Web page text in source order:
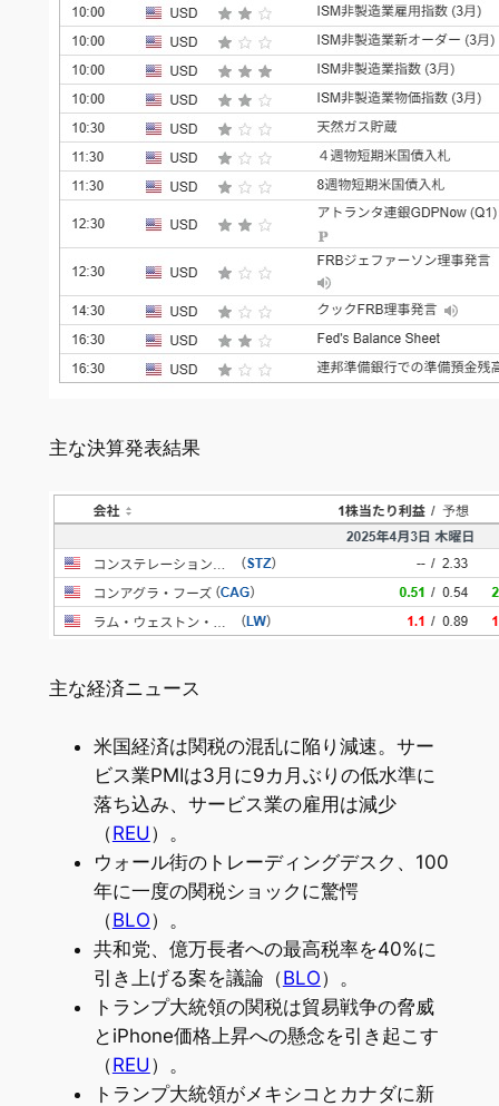
主な決算発表結果
主な経済ニュース
米国経済は関税の混乱に陥り減速。サー
ビス業PMIは3月に9カ月ぶりの低水準に
落ち込み、サービス業の雇用は減少
（REU）。
ウォール街のトレーディングデスク、100
年に一度の関税ショックに驚愕
（BLO）。
共和党、億万長者への最高税率を40%に
引き上げる案を議論（BLO）。
トランプ大統領の関税は貿易戦争の脅威
とiPhone価格上昇への懸念を引き起こす
（REU）。
トランプ大統領がメキシコとカナダに新